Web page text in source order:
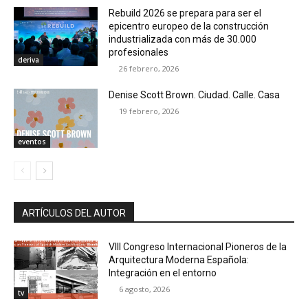
deriva
Rebuild 2026 se prepara para ser el
epicentro europeo de la construcción
industrializada con más de 30.000
profesionales
26 febrero, 2026
eventos
Denise Scott Brown. Ciudad. Calle. Casa
19 febrero, 2026
ARTÍCULOS DEL AUTOR
tv
VIII Congreso Internacional Pioneros de la
Arquitectura Moderna Española:
Integración en el entorno
6 agosto, 2026